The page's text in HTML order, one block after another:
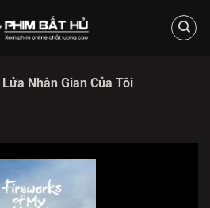
Nhân Gian Của Tôi